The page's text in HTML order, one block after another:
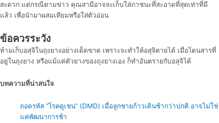
สะดวก แต่กรณีตามข่าว คุณสามีอาจจะเก็บใส่ภาชนะที่สะอาดที่สุดเท่าที่มี
แล้ว เพื่อนำมาผสมเทียมหรือใส่ตัวอ่อน
ข้อควรระวัง
ห้ามเก็บอสุจิในถุงยางอย่างเด็ดขาด เพราะจะทำให้อสุจิตายได้ เมื่อโดนสารที่
อยู่ในถุงยาง หรือแม้แต่ตัวยางของถุงยางเอง ก็ทำอันตรายกับอสุจิได้
บทความที่น่าสนใจ
ถอดรหัส “โรคดูเชน” (DMD) เมื่อลูกชายก้าวเดินช้ากว่าปกติ อาจไม่ใช่
แค่พัฒนาการช้า